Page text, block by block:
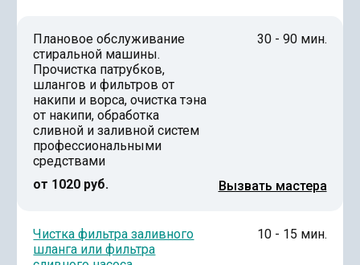
Плановое обслуживание
стиральной машины.
Прочистка патрубков,
шлангов и фильтров от
накипи и ворса, очистка тэна
от накипи, обработка
сливной и заливной систем
профессиональными
средствами
от 1020 руб.
30 - 90 мин.
Вызвать мастера
Чистка фильтра заливного
шланга или фильтра
10 - 15 мин.